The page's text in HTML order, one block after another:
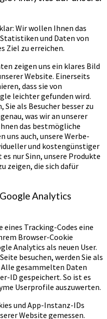
Wir wollen Ihnen das
und Daten von
Ziel zu erreichen.
zeigen uns ein klares Bild
Website. Einerseits
dass sie von
leichter gefunden wird.
als Besucher besser zu
was wir an unserer
das bestmögliche
uns auch, unsere Werbe-
und kostengünstiger
nur Sinn, unsere Produkte
zeigen, die sich dafür
Analytics
Tracking-Codes eine
Browser-Cookie
Analytics als neuen User.
besuchen, werden Sie als
Alle gesammelten Daten
ID gespeichert. So ist es
Userprofile auszuwerten.
und App-Instanz-IDs
Website gemessen.